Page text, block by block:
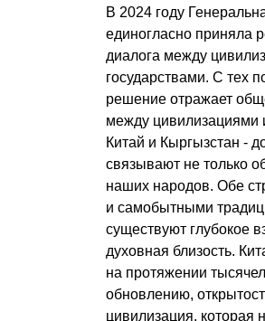
В 2024 году
единогласно приняла
диалога между
государствами. С тех
решение отражает
между цивилизациями
Китай и Кыргызстан -
связывают не только
наших народов. Обе
и самобытными
существуют глубокое
духовная близость.
на протяжении
обновлению,
цивилизация, которая